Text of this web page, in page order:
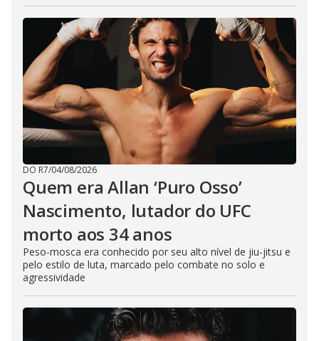
DO R7/04/08/2026
Quem era Allan ‘Puro Osso’
Nascimento, lutador do UFC
morto aos 34 anos
Peso-mosca era conhecido por seu alto nível de jiu-jitsu e
pelo estilo de luta, marcado pelo combate no solo e
agressividade